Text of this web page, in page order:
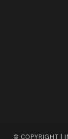
© COPYRIGHT |